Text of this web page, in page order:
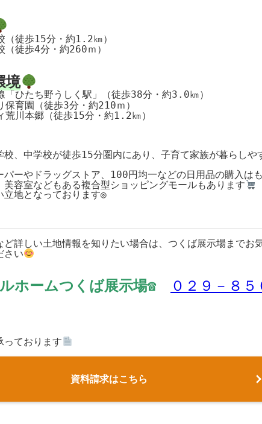
（徒歩4分・約260ｍ）
境
荒川本郷（徒歩15分・約1.2㎞）
校、中学校が徒歩15分圏内にあり、子育て家族が暮らしや
パーやドラッグストア、100円均一などの日用品の購入は
美容室などもある複合型ショッピングモールもあります
立地となっております◎
ど詳しい土地情報を知りたい場合は、つくば展示場までお
さい
ホームつくば展示場☎
０２９－８
っております
資料請求はこちら